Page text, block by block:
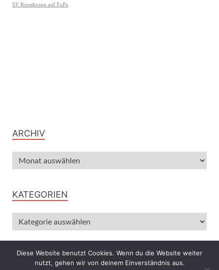
ARCHIV
KATEGORIEN
Diese Website benutzt Cookies. Wenn du die Website weiter
nutzt, gehen wir von deinem Einverständnis aus.